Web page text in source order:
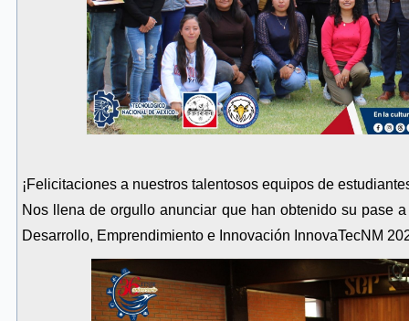
¡Felicitaciones a nuestros talentosos equipos de
Nos llena de orgullo anunciar que han obtenido su pase
Desarrollo, Emprendimiento e Innovación InnovaTecNM